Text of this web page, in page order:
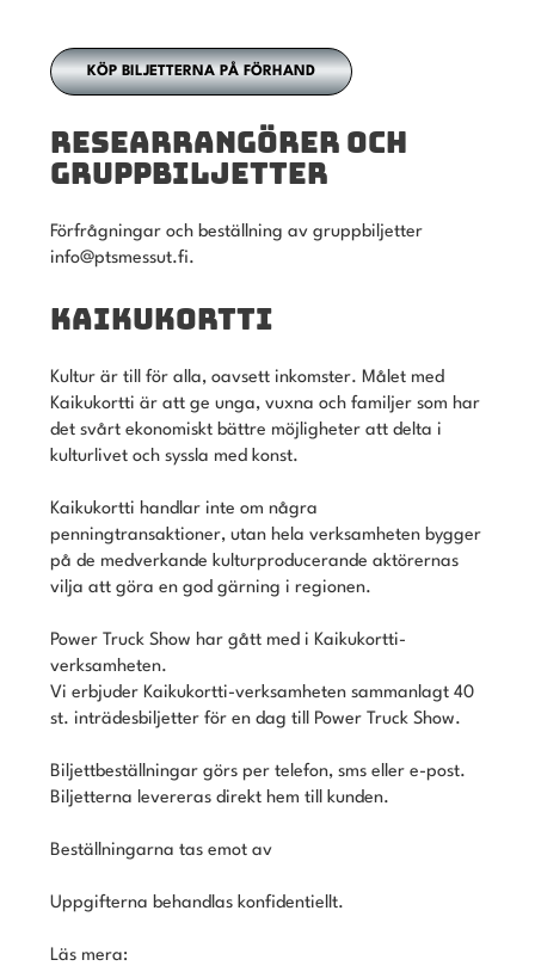
KÖP BILJETTERNA PÅ FÖRHAND
RESEARRANGÖRER OCH
GRUPPBILJETTER
Förfrågningar och beställning av gruppbiljetter
info@ptsmessut.fi.
KAIKUKORTTI
Kultur är till för alla, oavsett inkomster. Målet med
Kaikukortti är att ge unga, vuxna och familjer som har
det svårt ekonomiskt bättre möjligheter att delta i
kulturlivet och syssla med konst.
Kaikukortti handlar inte om några
penningtransaktioner, utan hela verksamheten bygger
på de medverkande kulturproducerande aktörernas
vilja att göra en god gärning i regionen.
Power Truck Show har gått med i Kaikukortti-
verksamheten.
Vi erbjuder Kaikukortti-verksamheten sammanlagt 40
st. inträdesbiljetter för en dag till Power Truck Show.
Biljettbeställningar görs per telefon, sms eller e-post.
Biljetterna levereras direkt hem till kunden.
Beställningarna tas emot av
Uppgifterna behandlas konfidentiellt.
Läs mera: